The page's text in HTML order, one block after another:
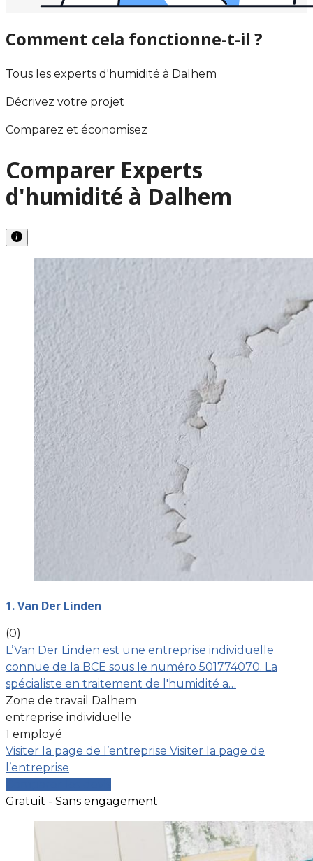
Comment cela fonctionne-t-il ?
Tous les experts d'humidité à Dalhem
Décrivez votre projet
Comparez et économisez
Comparer Experts
d'humidité à Dalhem
1. Van Der Linden
(0)
L’Van Der Linden est une entreprise individuelle
connue de la BCE sous le numéro 501774070. La
spécialiste en traitement de l'humidité a…
Zone de travail Dalhem
entreprise individuelle
1 employé
Visiter la page de l’entreprise Visiter la page de
l’entreprise
Gratuit - Sans engagement